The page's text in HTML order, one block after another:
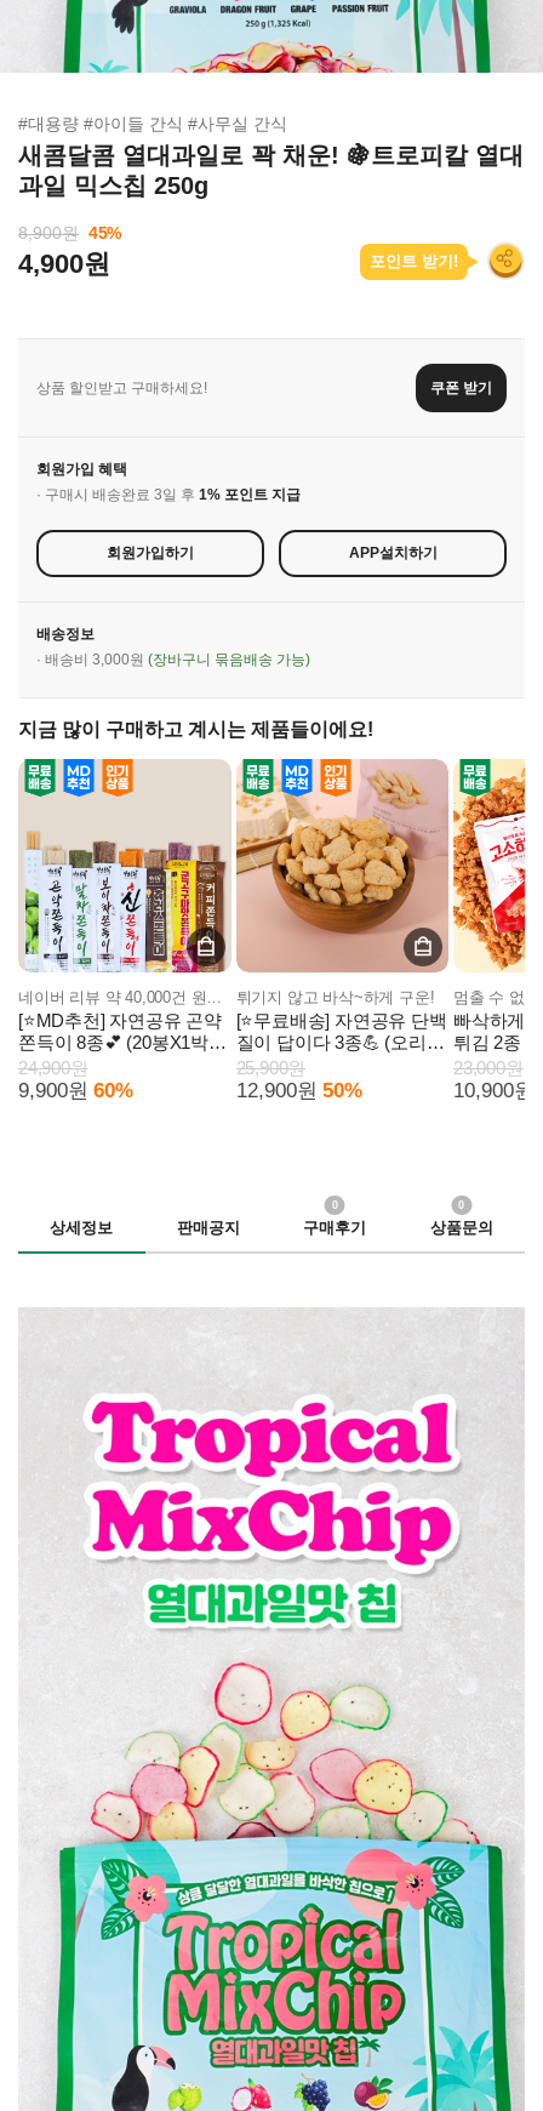
#대용량 #아이들 간식 #사무실 간식
새콤달콤 열대과일로 꽉 채운! 🍇트로피칼 열대
과일 믹스칩 250g
8,900원 45%
4,900원 포인트 받기!
상품 할인받고 구매하세요! 쿠폰 받기
회원가입 혜택
· 구매시 배송완료 3일 후 1% 포인트 지급
회원가입하기 APP설치하기
배송정보
· 배송비 3,000원 (장바구니 묶음배송 가능)
지금 많이 구매하고 계시는 제품들이에요!
[⭐MD추천] 자연공유 곤약
쫀득이 8종💕 (20봉X1박
스)
24,900원
9,900원 60%
튀기지 않고 바삭~하게 구운!
[⭐무료배송] 자연공유 단백
질이 답이다 3종💪 (오리지
널/스위트/마늘빵) 6봉
25,900원
12,900원 50%
빠삭하게
튀김 2종
23,000원
10,900원
상세정보 판매공지 구매후기
0
상품문의
0